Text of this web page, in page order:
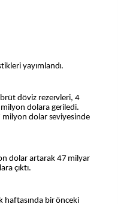
yayımlandı.
brüt döviz rezervleri, 4
dolara geriledi.
milyon dolar seviyesinde
dolar artarak 47 milyar
çıktı.
haftasında bir önceki